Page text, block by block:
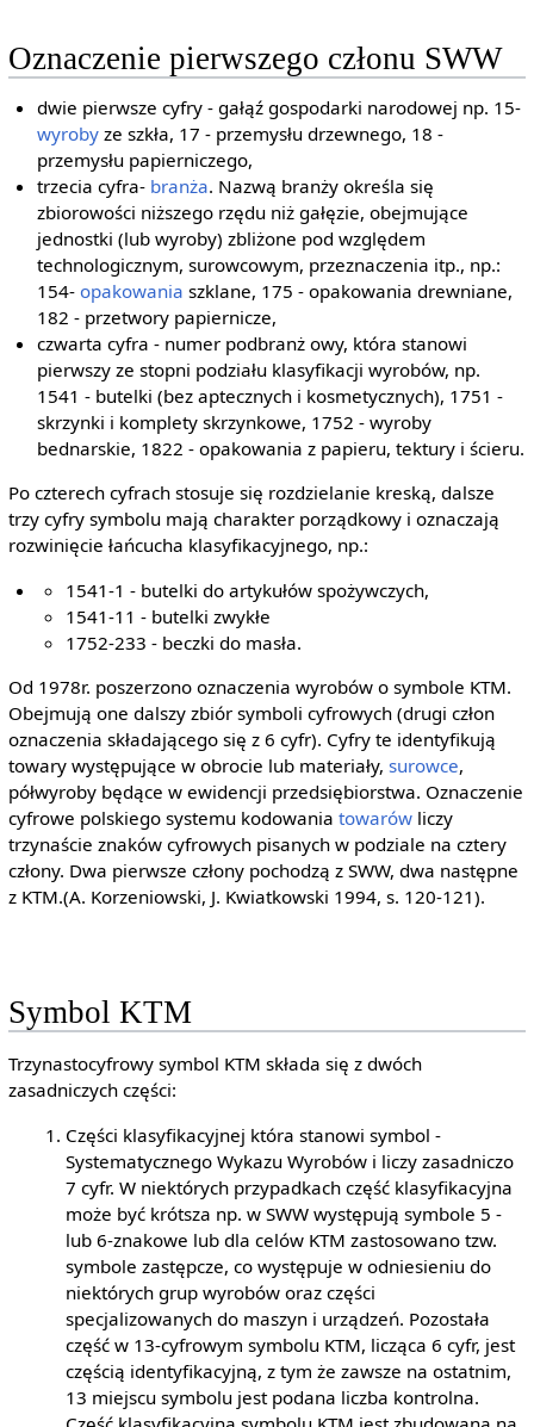
Oznaczenie pierwszego członu SWW
dwie pierwsze cyfry - gałąź gospodarki narodowej np. 15-
wyroby ze szkła, 17 - przemysłu drzewnego, 18 -
przemysłu papierniczego,
trzecia cyfra- branża. Nazwą branży określa się
zbiorowości niższego rzędu niż gałęzie, obejmujące
jednostki (lub wyroby) zbliżone pod względem
technologicznym, surowcowym, przeznaczenia itp., np.:
154-opakowania szklane, 175 - opakowania drewniane,
182 - przetwory papiernicze,
czwarta cyfra - numer podbranż owy, która stanowi
pierwszy ze stopni podziału klasyfikacji wyrobów, np.
1541 - butelki (bez aptecznych i kosmetycznych), 1751 -
skrzynki i komplety skrzynkowe, 1752 - wyroby
bednarskie, 1822 - opakowania z papieru, tektury i ścieru.
Po czterech cyfrach stosuje się rozdzielanie kreską, dalsze
trzy cyfry symbolu mają charakter porządkowy i oznaczają
rozwinięcie łańcucha klasyfikacyjnego, np.:
1541-1 - butelki do artykułów spożywczych,
1541-11 - butelki zwykłe
1752-233 - beczki do masła.
Od 1978r. poszerzono oznaczenia wyrobów o symbole KTM.
Obejmują one dalszy zbiór symboli cyfrowych (drugi człon
oznaczenia składającego się z 6 cyfr). Cyfry te identyfikują
towary występujące w obrocie lub materiały, surowce,
półwyroby będące w ewidencji przedsiębiorstwa. Oznaczenie
cyfrowe polskiego systemu kodowania towarówliczy
trzynaście znaków cyfrowych pisanych w podziale na cztery
człony. Dwa pierwsze człony pochodzą z SWW, dwa następne
z KTM.(A. Korzeniowski, J. Kwiatkowski 1994, s. 120-121).
Symbol KTM
Trzynastocyfrowy symbol KTM składa się z dwóch
zasadniczych części:
Części klasyfikacyjnej która stanowi symbol -
Systematycznego Wykazu Wyrobów i liczy zasadniczo
7 cyfr. W niektórych przypadkach część klasyfikacyjna
może być krótsza np. w SWW występują symbole 5 -
lub 6-znakowe lub dla celów KTM zastosowano tzw.
symbole zastępcze, co występuje w odniesieniu do
niektórych grup wyrobów oraz części
specjalizowanych do maszyn i urządzeń. Pozostała
część w 13-cyfrowym symbolu KTM, licząca 6 cyfr, jest
częścią identyfikacyjną, z tym że zawsze na ostatnim,
13 miejscu symbolu jest podana liczba kontrolna.